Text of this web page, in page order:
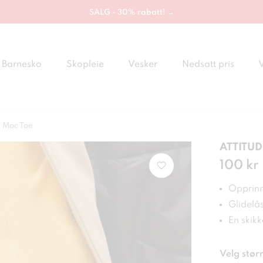
SALG - 30% rabatt! →
Barnesko Skopleie Vesker Nedsatt pris
Toe
Pris:
100 kr
En
Velg